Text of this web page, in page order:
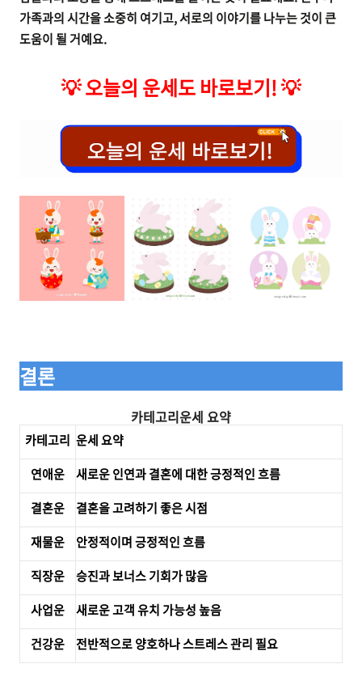
가족과의 시간을 소중히 여기고, 서로의 이야기를 나누는 것이 큰
도움이 될 거예요.
💡오늘의 운세도 바로보기!💡
결론
카테고리운세 요약
카테고리 운세 요약
연애운
새로운 인연과 결혼에 대한 긍정적인 흐름
결혼운
결혼을 고려하기 좋은 시점
재물운
안정적이며 긍정적인 흐름
직장운
승진과 보너스 기회가 많음
사업운
새로운 고객 유치 가능성 높음
건강운
전반적으로 양호하나 스트레스 관리 필요